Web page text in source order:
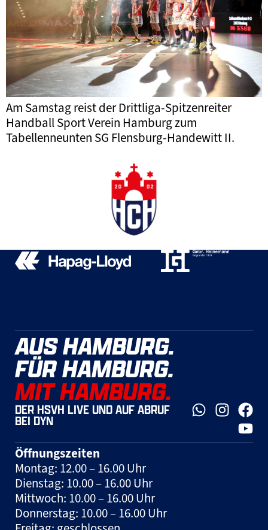
Am Samstag reist der Drittliga-Spitzenreiter
Handball Sport Verein Hamburg zum
Tabellenneunten SG Flensburg-Handewitt II.
AUS HAMBURG.
FÜR HAMBURG.
MIT HAMBURG.
DER HSVH LIVE UND AUF ABRUF
BEI DYN
Öffnungszeiten
Montag: 12.00 – 16.00 Uhr
Dienstag: 10.00 – 16.00 Uhr
Mittwoch: 10.00 – 16.00 Uhr
Donnerstag: 10.00 – 16.00 Uhr